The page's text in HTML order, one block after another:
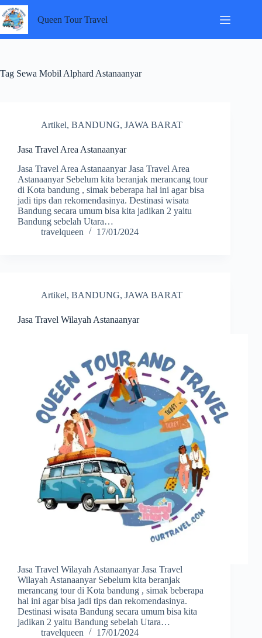
Skip
to
content
Queen Tour Travel
Tag Sewa Mobil Alphard Astanaanyar
Artikel, BANDUNG, JAWA BARAT
Jasa Travel Area Astanaanyar
Jasa Travel Area Astanaanyar Jasa Travel Area
Astanaanyar Sebelum kita beranjak merancang tour
di Kota bandung , simak beberapa hal ini agar bisa
jadi tips dan rekomendasinya. Destinasi wisata
Bandung secara umum bisa kita jadikan 2 yaitu
Bandung sebelah Utara…
travelqueen
17/01/2024
Artikel, BANDUNG, JAWA BARAT
Jasa Travel Wilayah Astanaanyar
Jasa Travel Wilayah Astanaanyar Jasa Travel
Wilayah Astanaanyar Sebelum kita beranjak
merancang tour di Kota bandung , simak beberapa
hal ini agar bisa jadi tips dan rekomendasinya.
Destinasi wisata Bandung secara umum bisa kita
jadikan 2 yaitu Bandung sebelah Utara…
travelqueen
17/01/2024